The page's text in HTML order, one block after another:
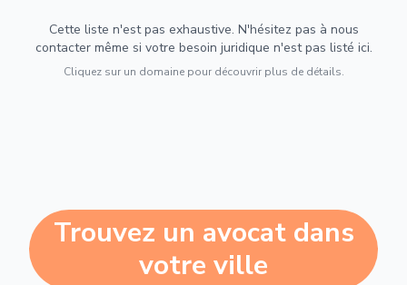
Cette liste n'est pas exhaustive. N'hésitez pas à nous
contacter même si votre besoin juridique n'est pas listé ici.
Cliquez sur un domaine pour découvrir plus de détails.
Trouvez un avocat dans
votre ville